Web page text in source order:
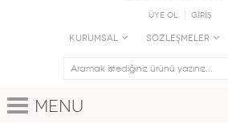
Üye Ol GİRİŞ
KURUMSAL SÖZLEŞMELER
Menu